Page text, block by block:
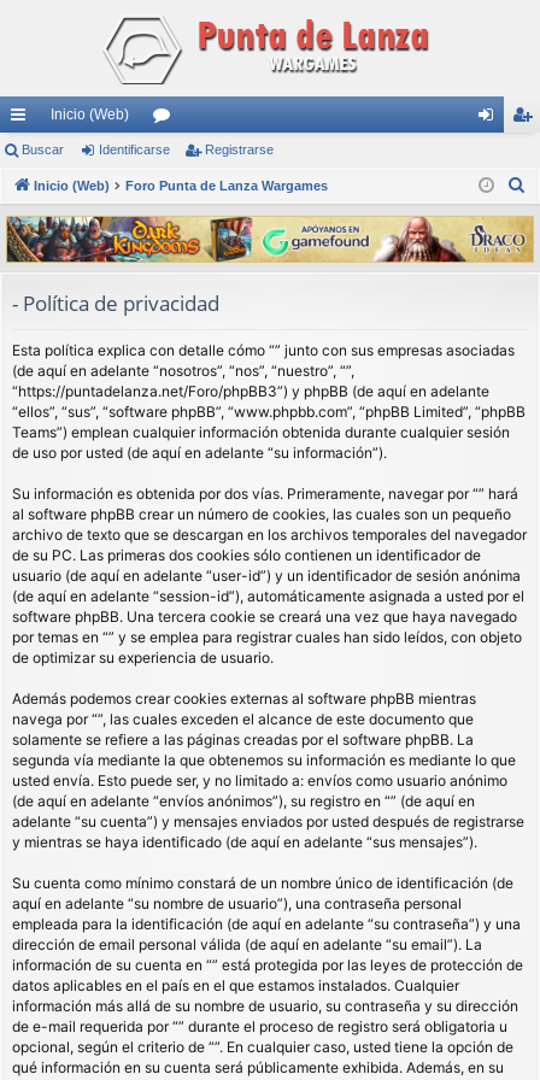
nl
ac
es
rá
s
Inicio (Web)
or
os nti
fic
ar
ist
ra
rs
Buscar Identificarse Registrarse
Inicio (Web) Foro Punta de Lanza Wargames
s
c
- Política de privacidad
Esta política explica con detalle cómo “” junto con sus empresas asociadas
(de aquí en adelante “nosotros”, “nos”, “nuestro”, “”,
“https://puntadelanza.net/Foro/phpBB3”) y phpBB (de aquí en adelante
“ellos”, “sus”, “software phpBB”, “www.phpbb.com”, “phpBB Limited”, “phpBB
Teams”) emplean cualquier información obtenida durante cualquier sesión
de uso por usted (de aquí en adelante “su información”).
Su información es obtenida por dos vías. Primeramente, navegar por “” hará
al software phpBB crear un número de cookies, las cuales son un pequeño
archivo de texto que se descargan en los archivos temporales del navegador
de su PC. Las primeras dos cookies sólo contienen un identificador de
usuario (de aquí en adelante “user-id”) y un identificador de sesión anónima
(de aquí en adelante “session-id”), automáticamente asignada a usted por el
software phpBB. Una tercera cookie se creará una vez que haya navegado
por temas en “” y se emplea para registrar cuales han sido leídos, con objeto
de optimizar su experiencia de usuario.
Además podemos crear cookies externas al software phpBB mientras
navega por “”, las cuales exceden el alcance de este documento que
solamente se refiere a las páginas creadas por el software phpBB. La
segunda vía mediante la que obtenemos su información es mediante lo que
usted envía. Esto puede ser, y no limitado a: envíos como usuario anónimo
(de aquí en adelante “envíos anónimos”), su registro en “” (de aquí en
adelante “su cuenta”) y mensajes enviados por usted después de registrarse
y mientras se haya identificado (de aquí en adelante “sus mensajes”).
Su cuenta como mínimo constará de un nombre único de identificación (de
aquí en adelante “su nombre de usuario”), una contraseña personal
empleada para la identificación (de aquí en adelante “su contraseña”) y una
dirección de email personal válida (de aquí en adelante “su email”). La
información de su cuenta en “” está protegida por las leyes de protección de
datos aplicables en el país en el que estamos instalados. Cualquier
información más allá de su nombre de usuario, su contraseña y su dirección
de e-mail requerida por “” durante el proceso de registro será obligatoria u
opcional, según el criterio de “”. En cualquier caso, usted tiene la opción de
qué información en su cuenta será públicamente exhibida. Además, en su